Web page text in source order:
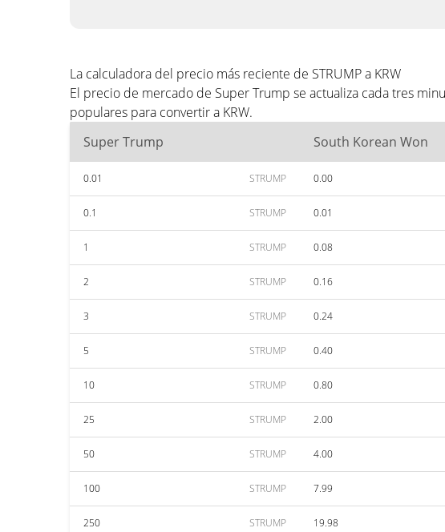
La calculadora del precio más reciente de STRUMP a KRW
El precio de mercado de Super Trump se actualiza cada tres
populares para convertir a KRW.
Super Trump
South Korean Won
0.01 STRUMP 0.00
0.1 STRUMP 0.01
1 STRUMP 0.08
2 STRUMP 0.16
3 STRUMP 0.24
5 STRUMP 0.40
10 STRUMP 0.80
25 STRUMP 2.00
50 STRUMP 4.00
100 STRUMP 7.99
250 STRUMP 19.98